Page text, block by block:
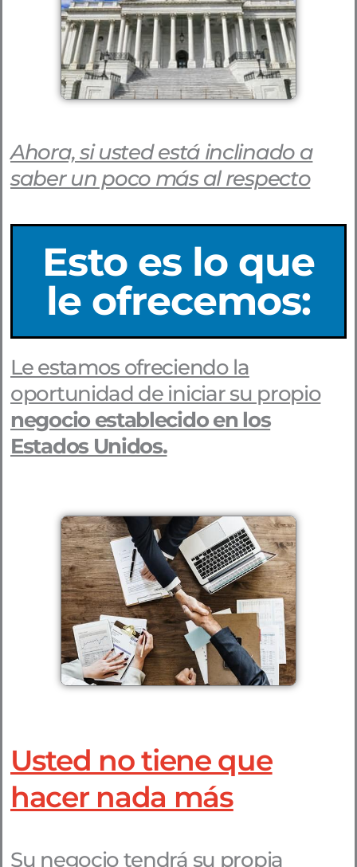
Ahora, si usted está inclinado a
saber un poco más al respecto
Esto es lo que
le ofrecemos:
Le estamos ofreciendo la
oportunidad de iniciar su propio
negocio establecido en los
Estados Unidos.
Usted no tiene que
hacer nada más
Su negocio tendrá su propia